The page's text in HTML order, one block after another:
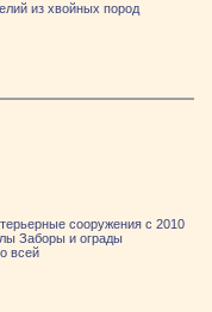
из хвойных пород
сооружения с 2010
Заборы и ограды
всей